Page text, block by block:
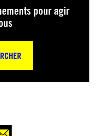
pour agir